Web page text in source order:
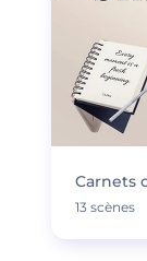
Carnets
13 scènes